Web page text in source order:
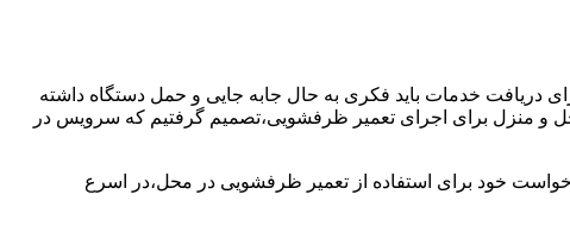
دریافت خدمات باید فکری به حال جابه جایی و حمل دستگاه داشته
و منزل برای اجرای تعمیر ظرفشویی،تصمیم گرفتیم که سرویس در
خود برای استفاده از تعمیر ظرفشویی در محل،در اسرع